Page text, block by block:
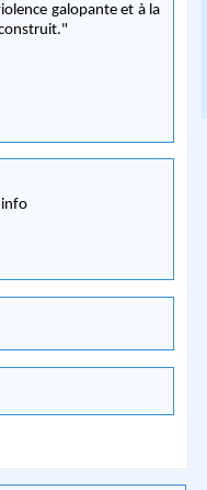
galopante et à la